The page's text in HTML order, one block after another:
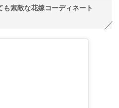
素敵な花嫁コーディネート